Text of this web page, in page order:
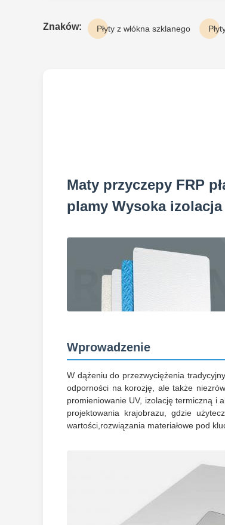
Znaków: Płyty z włókna szklanego
Maty przyczepy FRP
plamy Wysoka izolacja
Wprowadzenie
W dążeniu do przezwyciężenia
odporności na korozję, ale także
promieniowanie UV, izolację termiczną i
projektowania krajobrazu, gdzie
wartości,rozwiązania materiałowe pod